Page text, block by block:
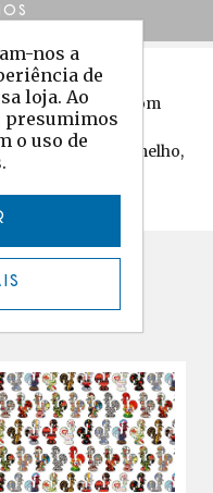
de algodão de com
aldeias de xisto
laranja, vermelho,
nos a
de
loja. Ao
presumimos
o uso de